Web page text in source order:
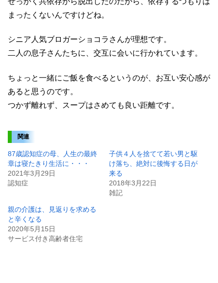
まったくないんですけどね。
シニア人気ブロガーショコラさんが理想です。
二人の息子さんたちに、交互に会いに行かれています。
ちょっと一緒にご飯を食べるというのが、お互い安心感が
あると思うのです。
つかず離れず、スープはさめても良い距離です。
関連
87歳認知症の母、人生の最終
章は寝たきり生活に・・・
2021年3月29日
認知症
子供４人を捨てて若い男と駆
け落ち、絶対に後悔する日が
来る
2018年3月22日
雑記
親の介護は、見返りを求める
と辛くなる
2020年5月15日
サービス付き高齢者住宅